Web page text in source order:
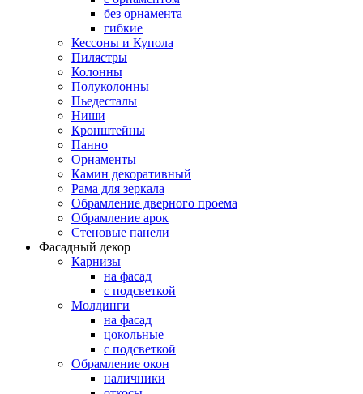
без орнамента
гибкие
Кессоны и Купола
Пилястры
Колонны
Полуколонны
Пьедесталы
Ниши
Кронштейны
Панно
Орнаменты
Камин декоративный
Рама для зеркала
Обрамление дверного проема
Обрамление арок
Стеновые панели
Фасадный декор
Карнизы
на фасад
с подсветкой
Молдинги
на фасад
цокольные
с подсветкой
Обрамление окон
наличники